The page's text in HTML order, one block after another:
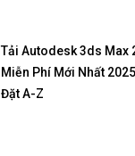
Tải Autodesk 3ds Max
Miễn Phí Mới Nhất
Đặt A-Z